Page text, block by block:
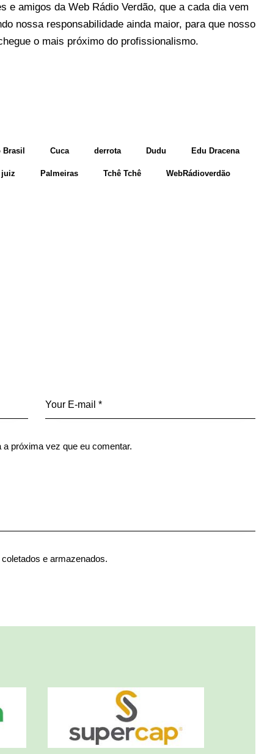
e amigos da Web Rádio Verdão, que a cada dia vem
nossa responsabilidade ainda maior, para que nosso
o mais próximo do profissionalismo.
Brasil Cuca derrota Dudu Edu Dracena
juiz Palmeiras Tchê Tchê WebRádioverdão
próxima vez que eu comentar.
e armazenados.